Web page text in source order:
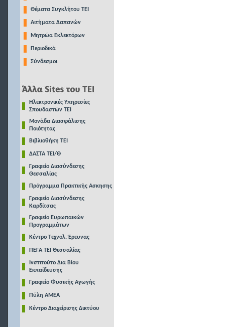
Θέματα Συγκλήτου ΤΕΙ
Αιτήματα Δαπανών
Μητρώα Εκλεκτόρων
Περιοδικά
Σύνδεσμοι
Ηλεκτρονικές Υπηρεσίες
Σπουδαστών ΤΕΙ
Μονάδα Διασφάλισης
Ποιότητας
Βιβλιοθήκη ΤΕΙ
ΔΑΣΤΑ ΤΕΙ/Θ
Γραφείο Διασύνδεσης
Θεσσαλίας
Πρόγραμμα Πρακτικής Ασκησης
Γραφείο Διασύνδεσης
Καρδίτσας
Γραφείο Ευρωπαικών
Προγραμμάτων
Κέντρο Τεχνολ. Έρευνας
ΠΕΓΑ ΤΕΙ Θεσσαλίας
Ινστιτούτο Δια Βίου
Εκπαίδευσης
Γραφείο Φυσικής Αγωγής
Πύλη ΑΜΕΑ
Κέντρο Διαχείρισης Δικτύου